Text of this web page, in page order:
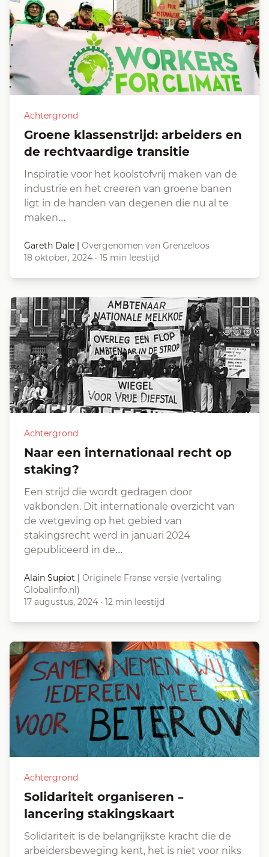
Achtergrond
Groene klassenstrijd: arbeiders en
de rechtvaardige transitie
Inspiratie voor het koolstofvrij maken van de
industrie en het creëren van groene banen
ligt in de handen van degenen die nu al te
maken…
Gareth Dale | Overgenomen van Grenzeloos
18 oktober, 2024 · 15 min leestijd
Achtergrond
Naar een internationaal recht op
staking?
Een strijd die wordt gedragen door
vakbonden. Dit internationale overzicht van
de wetgeving op het gebied van
stakingsrecht werd in januari 2024
gepubliceerd in de…
Alain Supiot | Originele Franse versie (vertaling
Globalinfo.nl)
17 augustus, 2024 · 12 min leestijd
Achtergrond
Solidariteit organiseren –
lancering stakingskaart
Solidariteit is de belangrijkste kracht die de
arbeidersbeweging kent, het is niet voor niks